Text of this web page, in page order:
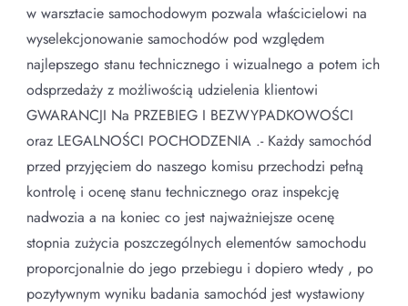
w warsztacie samochodowym pozwala właścicielowi na
wyselekcjonowanie samochodów pod względem
najlepszego stanu technicznego i wizualnego a potem ich
odsprzedaży z możliwością udzielenia klientowi
GWARANCJI Na PRZEBIEG I BEZWYPADKOWOŚCI
oraz LEGALNOŚCI POCHODZENIA .- Każdy samochód
przed przyjęciem do naszego komisu przechodzi pełną
kontrolę i ocenę stanu technicznego oraz inspekcję
nadwozia a na koniec co jest najważniejsze ocenę
stopnia zużycia poszczególnych elementów samochodu
proporcjonalnie do jego przebiegu i dopiero wtedy , po
pozytywnym wyniku badania samochód jest wystawiony